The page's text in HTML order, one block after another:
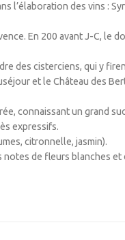
des vins :
En 200 avant J-C, le
des cisterciens, qui y
et le Château des
connaissant un grand
expressifs.
citronnelle, jasmin).
de fleurs blanches